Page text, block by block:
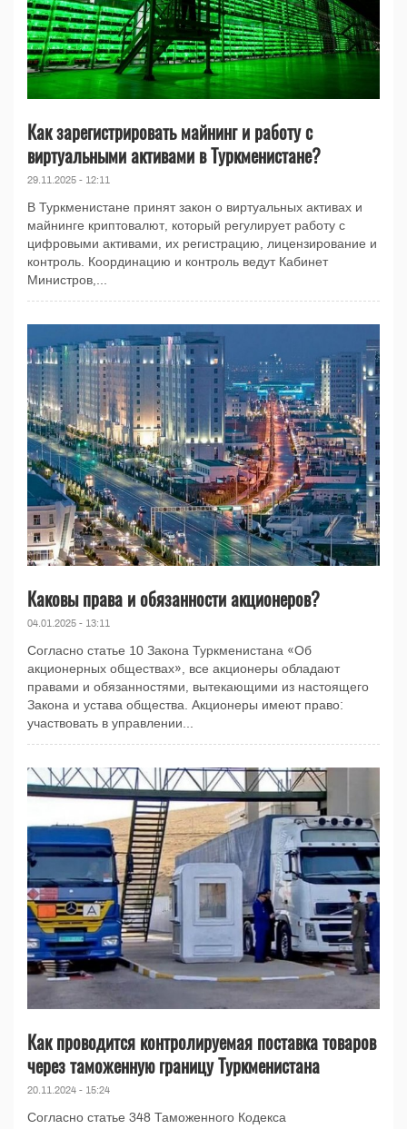
Как зарегистрировать майнинг и работу с
виртуальными активами в Туркменистане?
29.11.2025 - 12:11
В Туркменистане принят закон о виртуальных активах и
майнинге криптовалют, который регулирует работу с
цифровыми активами, их регистрацию, лицензирование и
контроль. Координацию и контроль ведут Кабинет
Министров,...
Каковы права и обязанности акционеров?
04.01.2025 - 13:11
Согласно статье 10 Закона Туркменистана «Об
акционерных обществах», все акционеры обладают
правами и обязанностями, вытекающими из настоящего
Закона и устава общества. Акционеры имеют право:
участвовать в управлении...
Как проводится контролируемая поставка товаров
через таможенную границу Туркменистана
20.11.2024 - 15:24
Согласно статье 348 Таможенного Кодекса